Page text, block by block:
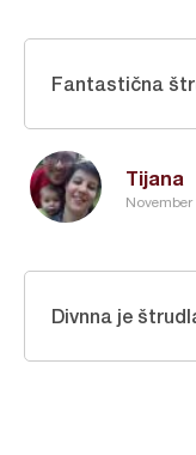
Tijana
Fantastična
Divnna je